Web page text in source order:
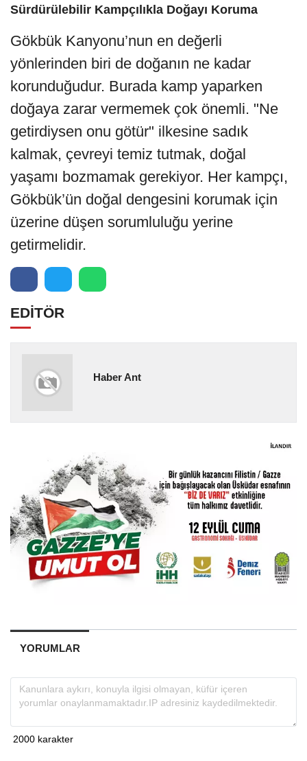
Sürdürülebilir Kampçılıkla Doğayı Koruma
Gökbük Kanyonu’nun en değerli
yönlerinden biri de doğanın ne kadar
korunduğudur. Burada kamp yaparken
doğaya zarar vermemek çok önemli. "Ne
getirdiysen onu götür" ilkesine sadık
kalmak, çevreyi temiz tutmak, doğal
yaşamı bozmamak gerekiyor. Her kampçı,
Gökbük’ün doğal dengesini korumak için
üzerine düşen sorumluluğu yerine
getirmelidir.
EDİTÖR
Haber Ant
YORUMLAR